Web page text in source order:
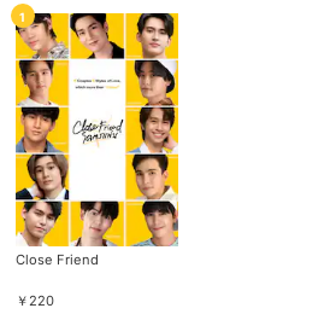
1
Close Friend
￥ 220